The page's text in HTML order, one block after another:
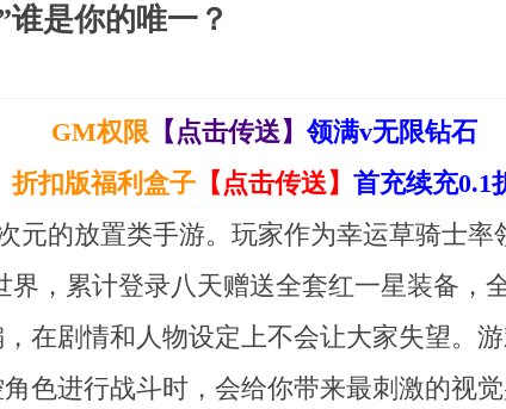
是你的唯一？
GM权限 【点击传送】领满v无限钻石
折扣版福利盒子【点击传送】 首充续充0.1
元的放置类手游。玩家作为幸运草骑士
，累计登录八天赠送全套红一星装备，
在剧情和人物设定上不会让大家失望。
色进行战斗时，会给你带来最刺激的视